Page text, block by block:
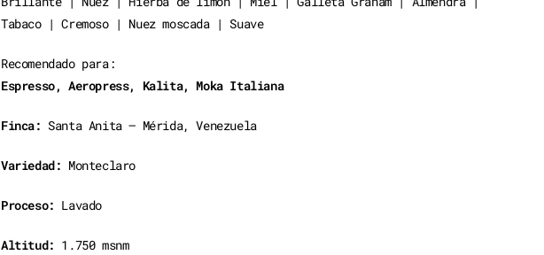
Tabaco | Cremoso | Nuez moscada | Suave
Recomendado para:
Espresso, Aeropress, Kalita, Moka Italiana
Finca: Santa Anita – Mérida, Venezuela
Variedad: Monteclaro
Proceso: Lavado
Altitud: 1.750 msnm